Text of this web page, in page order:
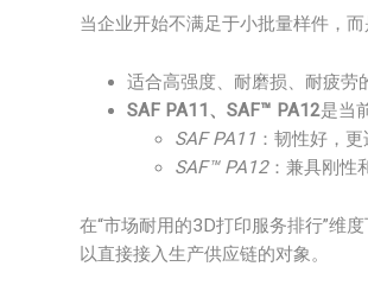
当企业开始不满足于小批量样件，
适合高强度、耐磨损、耐疲劳
SAF PA11、SAF™ PA12是当
SAF PA11 ：韧性好，
SAF™ PA12：兼具刚性
在“市场耐用的3D打印服务排行”维
以直接接入生产供应链的对象。